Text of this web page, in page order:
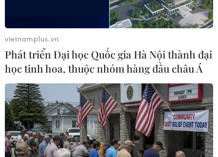
các hoạt động chính của Đại lễ. Do đó, toàn ngành
đang "lên dây cót" cho 1 kỳ nghỉ "bùng nổ."
vietnamplus.vn
Phát triển Đại học Quốc gia Hà Nội thành đại
học tinh hoa, thuộc nhóm hàng đầu châu Á